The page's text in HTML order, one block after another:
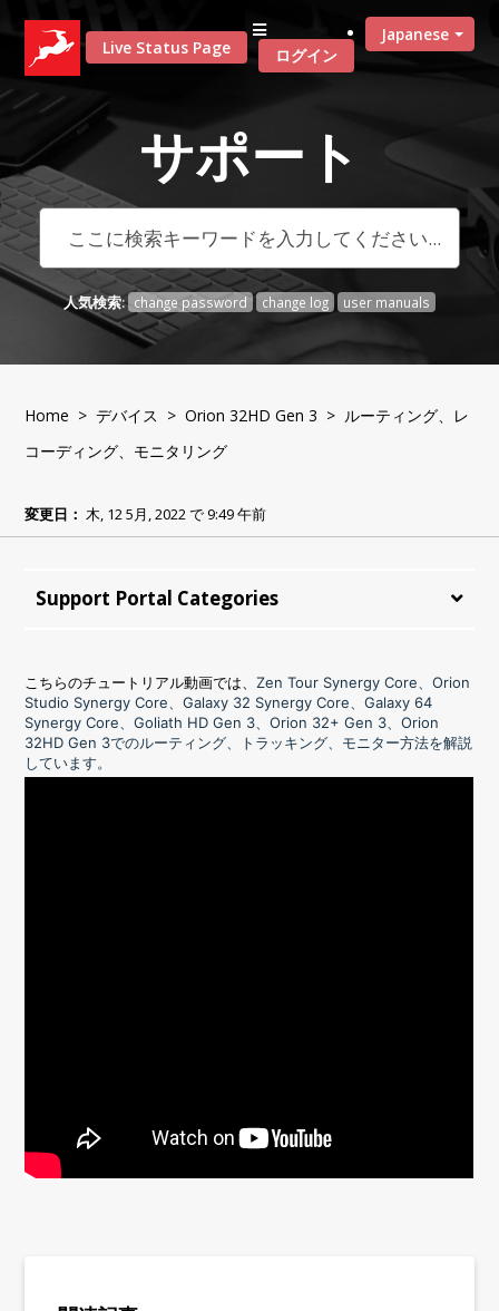
Live Status Page
Japanese
ログイン
サポート
人気検索: change password change log user manuals
Home >デバイス >Orion 32HD Gen 3 > ルーティング、レ
コーディング、モニタリング
変更日： 木, 12 5月, 2022 で 9:49 午前
Support Portal Categories
こちらのチュートリアル動画では、Zen Tour Synergy Core 、Orion
Studio Synergy Core 、Galaxy 32 Synergy Core 、Galaxy 64
Synergy Core 、Goliath HD Gen 3 、Orion 32+ Gen 3 、Orion
32HD Gen 3でのルーティング、トラッキング、モニター方法を解説
しています。